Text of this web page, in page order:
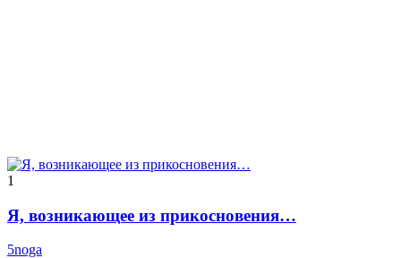
1
Я, возникающее из прикосновения…
5noga